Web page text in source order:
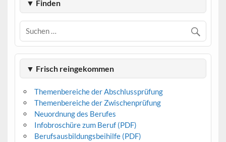
▼ Finden
▼ Frisch reingekommen
Themenbereiche der Abschlussprüfung
Themenbereiche der Zwischenprüfung
Neuordnung des Berufes
Infobroschüre zum Beruf (PDF)
Berufsausbildungsbeihilfe (PDF)